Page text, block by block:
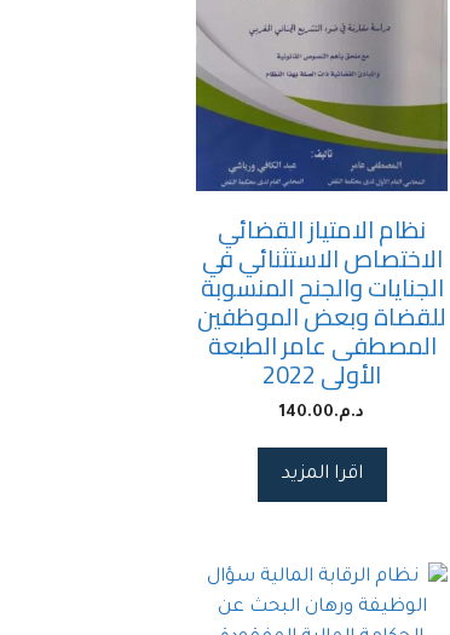
نظام الامتياز القضائي
الاختصاص الاستثنائي في
الجنايات والجنح المنسوبة
للقضاة وبعض الموظفين
المصطفى عامر الطبعة
الأولى 2022
د.م.140.00
اقرا المزيد